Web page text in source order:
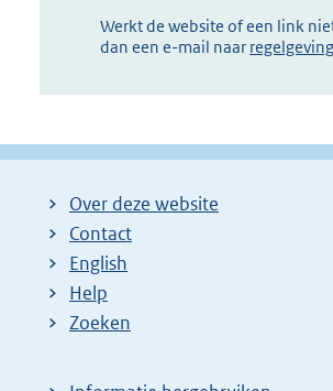
Werkt de website of een link
dan een e-mail naar
Over deze website
Contact
English
Help
Zoeken